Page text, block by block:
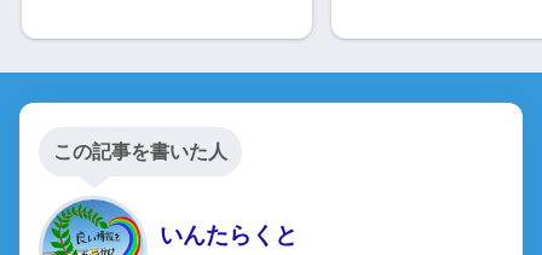
この記事を書いた人
いんたらくと